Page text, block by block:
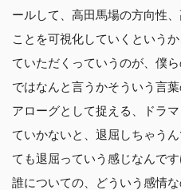
ールして、高田馬場の方向性
ことを可視化していくという
ていただくっていうのが、僕
ではなんと言うかそういう言
アローグとして捉える、ドラ
ていかないと、退屈しちゃう
ても退屈っていう感じなんで
誰についての、どういう感情